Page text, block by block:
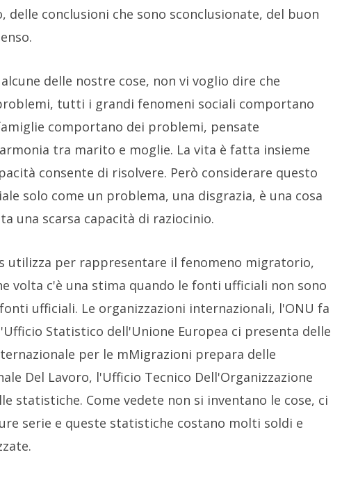
delle conclusioni che sono sconclusionate, del buon
delle nostre cose, non vi voglio dire che
tutti i grandi fenomeni sociali comportano
comportano dei problemi, pensate
tra marito e moglie. La vita è fatta insieme
consente di risolvere. Però considerare questo
solo come un problema, una disgrazia, è una cosa
una scarsa capacità di raziocinio.
utilizza per rappresentare il fenomeno migratorio,
volta c'è una stima quando le fonti ufficiali non sono
ufficiali. Le organizzazioni internazionali, l'ONU fa
Statistico dell'Unione Europea ci presenta delle
per le mMigrazioni prepara delle
Del Lavoro, l'Ufficio Tecnico Dell'Organizzazione
statistiche. Come vedete non si inventano le cose, ci
serie e queste statistiche costano molti soldi e